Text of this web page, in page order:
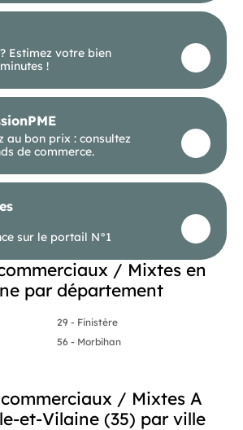
Estimez votre bien
!
au bon prix : consultez
de commerce.
sur le portail N°1
/ Mixtes en
par département
29 - Finistère
56 - Morbihan
/ Mixtes A
et-Vilaine (35) par ville